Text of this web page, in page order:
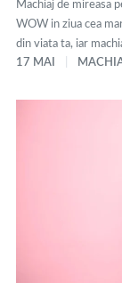
Machiaj de mireasa
WOW in ziua cea
din viata ta, iar
17 MAI